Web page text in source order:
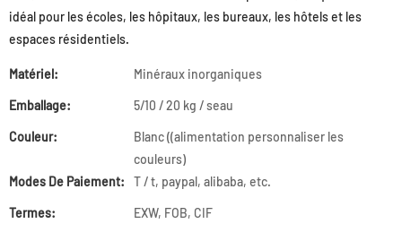
idéal pour les écoles, les hôpitaux, les bureaux, les hôtels et les
espaces résidentiels.
Matériel: Minéraux inorganiques
Emballage: 5/10 / 20 kg / seau
Couleur:
Blanc ((alimentation personnaliser les
couleurs)
Modes De Paiement:
T / t, paypal, alibaba, etc.
Termes: EXW, FOB, CIF